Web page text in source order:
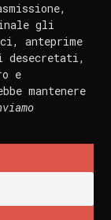
gli
anteprime
e
mantenere